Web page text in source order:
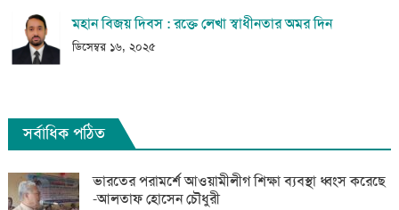
মহান বিজয় দিবস : রক্তে লেখা স্বাধীনতার অমর দিন
ডিসেম্বর ১৬, ২০২৫
সর্বাধিক পঠিত
ভারতের পরামর্শে আওয়ামীলীগ শিক্ষা ব্যবস্থা ধ্বংস করেছে
-আলতাফ হোসেন চৌধুরী